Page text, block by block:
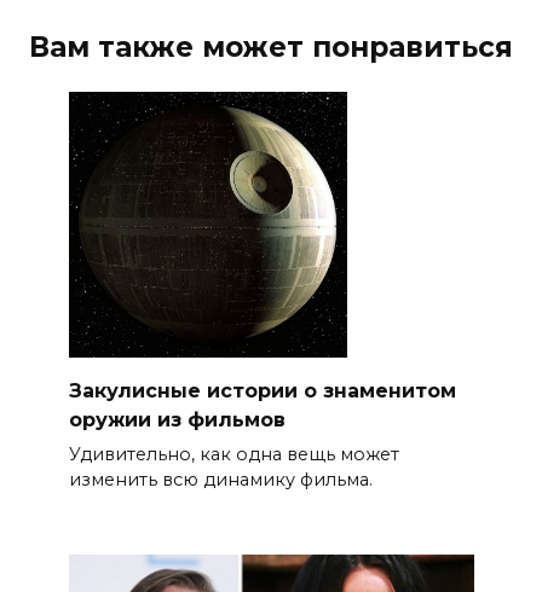
Вам также может понравиться
Закулисные истории о знаменитом
оружии из фильмов
Удивительно, как одна вещь может
изменить всю динамику фильма.